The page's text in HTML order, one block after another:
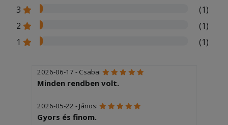
3
(1)
2
(1)
1
(1)
2026-06-17 - Csaba:
Minden rendben volt.
2026-05-22 - János:
Gyors és finom.